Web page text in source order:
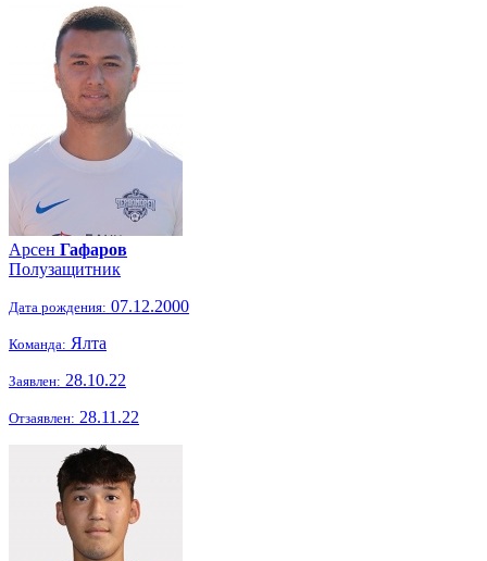
Арсен Гафаров
Полузащитник
Дата рождения: 07.12.2000
Команда: Ялта
Заявлен: 28.10.22
Отзаявлен: 28.11.22